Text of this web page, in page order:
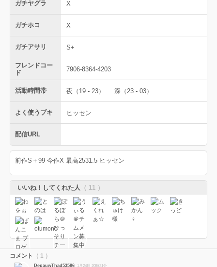
ガチヤグラ X
ガチホコ X
ガチアサリ S+
フレンドコー
ド
7906-8364-4203
活動時間帯 夜（19 - 23） 深（23 - 03）
よく使うブキ ヒッセン
配信URL
前作S＋99 今作X 最高2531.5 ヒッセン
いいね！してくれた人 （ 11 ）
コメント （ 1 ）
DepauwThad53586 1月24日 20時31分